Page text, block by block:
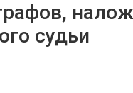
судьи